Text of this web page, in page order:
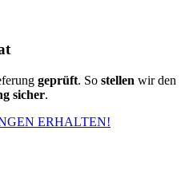
geprüft. So stellen wir den
sicher.
ERHALTEN!